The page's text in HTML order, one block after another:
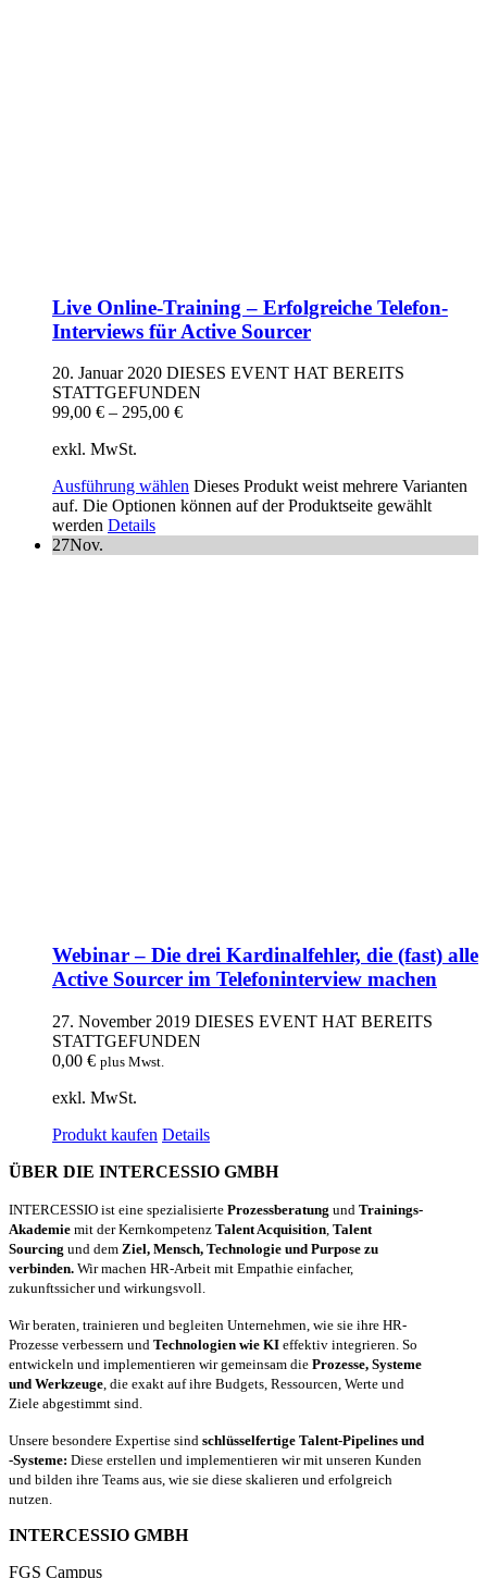
Live Online-Training – Erfolgreiche Telefon-
Interviews für Active Sourcer
20. Januar 2020 DIESES EVENT HAT BEREITS
STATTGEFUNDEN
99,00 € – 295,00 €
exkl. MwSt.
Ausführung wählen Dieses Produkt weist mehrere Varianten
auf. Die Optionen können auf der Produktseite gewählt
werden Details
27Nov.
Webinar – Die drei Kardinalfehler, die (fast) alle
Active Sourcer im Telefoninterview machen
27. November 2019 DIESES EVENT HAT BEREITS
STATTGEFUNDEN
0,00 € plus Mwst.
exkl. MwSt.
Produkt kaufen Details
ÜBER DIE INTERCESSIO GMBH
INTERCESSIO ist eine spezialisierte Prozessberatung und Trainings-
Akademie mit der Kernkompetenz Talent Acquisition Talent
Sourcing und dem Ziel, Mensch, Technologie und Purpose zu
verbinden. Wir machen HR-Arbeit mit Empathie einfacher,
zukunftssicher und wirkungsvoll.
Wir beraten, trainieren und begleiten Unternehmen, wie sie ihre HR-
Prozesse verbessern und Technologien wie KI effektiv integrieren. So
entwickeln und implementieren wir gemeinsam die Prozesse, Systeme
und Werkzeuge , die exakt auf ihre Budgets, Ressourcen, Werte und
Ziele abgestimmt sind.
Unsere besondere Expertise sind schlüsselfertige Talent-Pipelines und
-Systeme: Diese erstellen und implementieren wir mit unseren Kunden
und bilden ihre Teams aus, wie sie diese skalieren und erfolgreich
nutzen.
INTERCESSIO GMBH
FGS Campus